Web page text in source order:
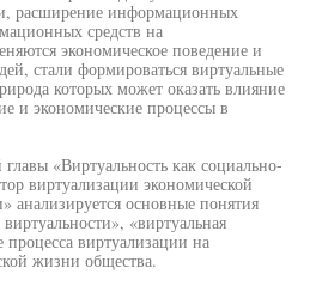
расширение информационных
средств на
экономическое поведение и
стали формироваться виртуальные
которых может оказать влияние
и экономические процессы в
«Виртуальность как социально-
виртуализации экономической
анализируется основные понятия
«виртуальная
процесса виртуализации на
жизни общества.